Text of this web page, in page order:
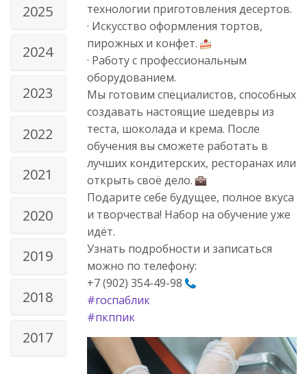
2025
2024
2023
2022
2021
2020
2019
2018
2017
технологии приготовления десертов.
· Искусство оформления тортов,
пирожных и конфет.
· Работу с профессиональным
оборудованием.
Мы готовим специалистов, способных
создавать настоящие шедевры из
теста, шоколада и крема. После
обучения вы сможете работать в
лучших кондитерских, ресторанах или
открыть своё дело.
Подарите себе будущее, полное вкуса
и творчества! Набор на обучение уже
идёт.
Узнать подробности и записаться
можно по телефону:
+7 (902) 354-49-98
#госпаблик
#пкппик